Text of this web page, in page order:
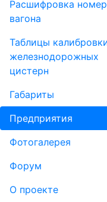
Рас­шифров­ка
вагона
Таблицы
же­лезно­дорожных
цистерн
Габариты
Пред­прия­тия
Фо­то­га­ле­рея
Форум
О проекте